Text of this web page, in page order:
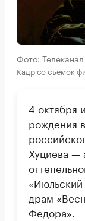
Фото:
Кадр со съемок
4 октября
рождения
Хуциева —
драм
Федора».